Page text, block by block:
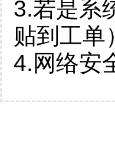
3.若是系
贴到工单
4.网络安